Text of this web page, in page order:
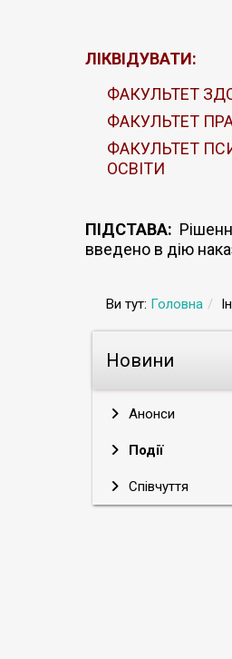
ЛІКВІДУВАТИ:
ФАКУЛЬТЕТ
ФАКУЛЬТЕТ
ФАКУЛЬТЕТ
ОСВІТИ
ПІДСТАВА:
введено в дію
Ви тут: Головна
Новини
Анонси
Події
Співчуття